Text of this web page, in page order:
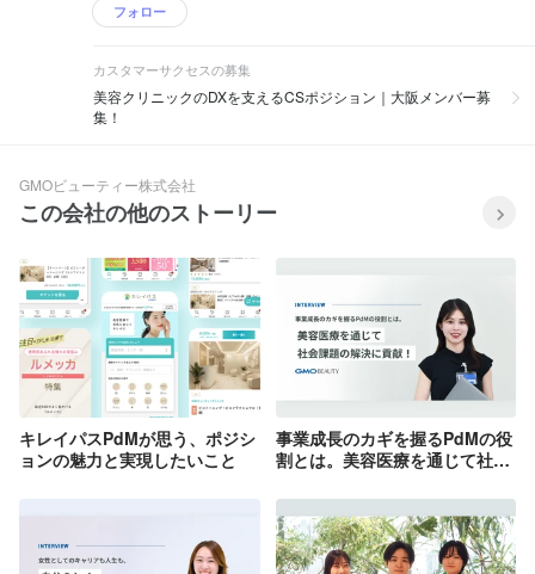
フォロー
カスタマーサクセスの募集
美容クリニックのDXを支えるCSポジション｜大阪メンバー募
集！
GMOビューティー株式会社
この会社の他のストーリー
キレイパスPdMが思う、ポジシ
ョンの魅力と実現したいこと
事業成長のカギを握るPdMの役
割とは。美容医療を通じて社会